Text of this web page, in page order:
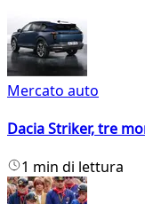
Mercato auto
Dacia Striker, tre
1 min di lettura